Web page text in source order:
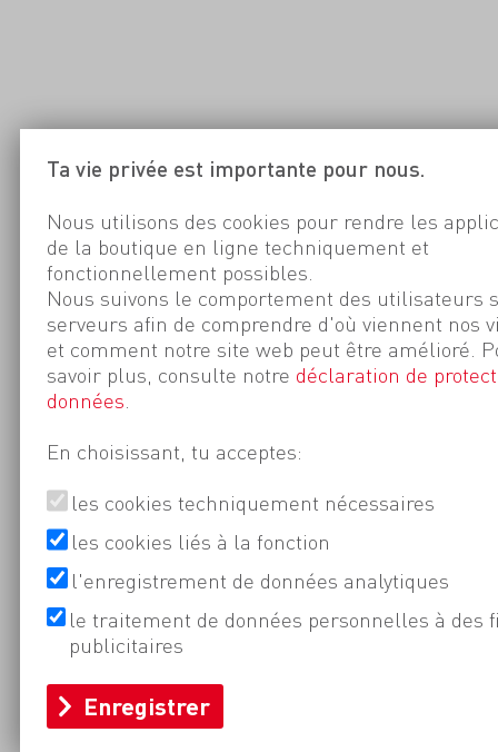
Ta vie privée est importante pour nous.
Nous utilisons des cookies pour rendre les
de la boutique en ligne techniquement et
fonctionnellement possibles.
Nous suivons le comportement des utilisateurs
serveurs afin de comprendre d'où viennent nos
et comment notre site web peut être amélioré.
savoir plus, consulte notre déclaration de
données
En choisissant, tu acceptes:
les cookies techniquement nécessaires
les cookies liés à la fonction
l'enregistrement de données analytiques
le traitement de données personnelles à des
publicitaires
Enregistrer